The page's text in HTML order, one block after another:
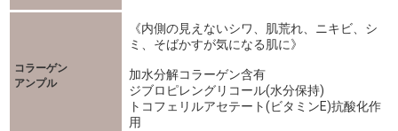
コラーゲン
アンプル
《内側の見えないシワ、肌荒れ、ニキビ、シ
ミ、そばかすが気になる肌に》
加水分解コラーゲン含有
ジブロピレングリコール(水分保持)
トコフェリルアセテート(ビタミンE)抗酸化作
用